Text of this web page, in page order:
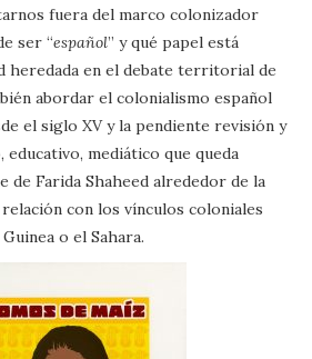
fuera del marco colonizador
ser “español” y qué papel está
heredada en el debate territorial de
abordar el colonialismo español
el siglo XV y la pendiente revisión y
mediático que queda
de Farida Shaheed alrededor de la
con los vínculos coloniales
o el Sahara.